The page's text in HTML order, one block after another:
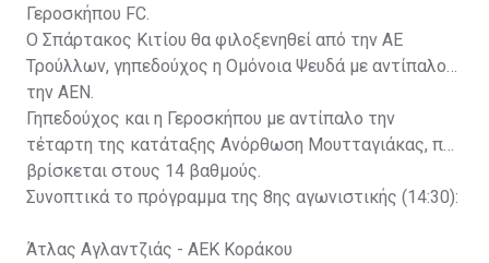
Γεροσκήπου FC.
Ο Σπάρτακος Κιτίου θα φιλοξενηθεί από την ΑΕ
Τρούλλων, γηπεδούχος η Ομόνοια Ψευδά με αντίπαλο
την ΑΕΝ.
Γηπεδούχος και η Γεροσκήπου με αντίπαλο την
τέταρτη της κατάταξης Ανόρθωση Μουτταγιάκας, που
βρίσκεται στους 14 βαθμούς.
Συνοπτικά το πρόγραμμα της 8ης αγωνιστικής (14:30):
Άτλας Αγλαντζιάς - ΑΕΚ Κοράκου